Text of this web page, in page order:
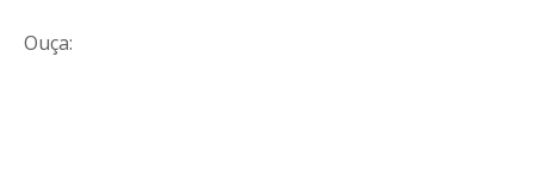
Ouça: